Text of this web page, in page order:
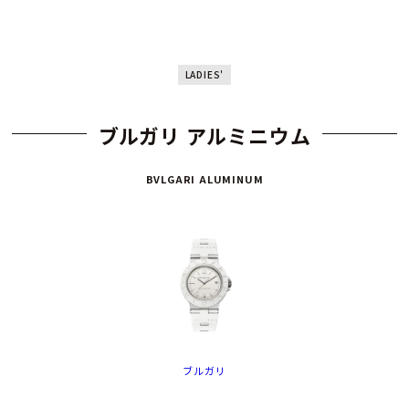
LADIES'
ブルガリ アルミニウム
BVLGARI ALUMINUM
ブルガリ